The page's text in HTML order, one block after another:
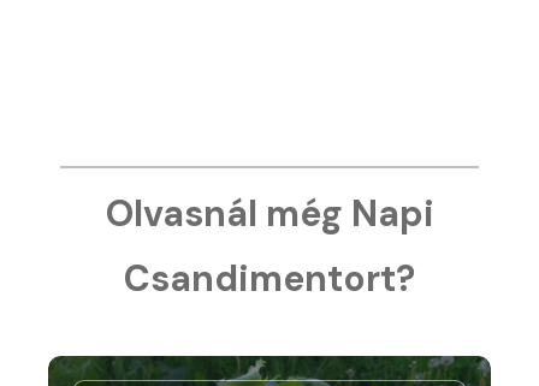
Olvasnál még Napi
Csandimentort?